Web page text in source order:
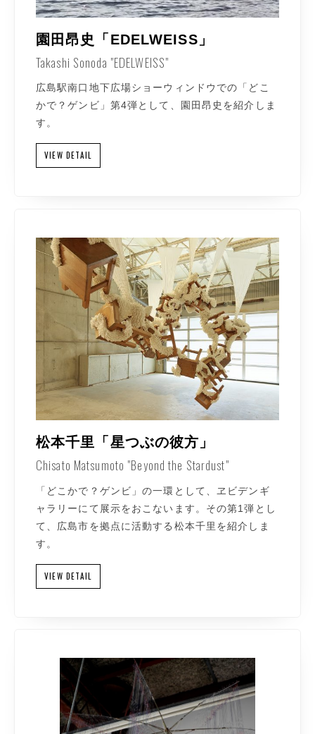
園田昂史「EDELWEISS」
Takashi Sonoda "EDELWEISS"
広島駅南口地下広場ショーウィンドウでの「どこ
かで？ゲンビ」第4弾として、園田昂史を紹介しま
す。
VIEW DETAIL
松本千里「星つぶの彼方」
Chisato Matsumoto "Beyond the Stardust"
「どこかで？ゲンビ」の一環として、ヱビデンギ
ャラリーにて展示をおこないます。その第1弾とし
て、広島市を拠点に活動する松本千里を紹介しま
す。
VIEW DETAIL